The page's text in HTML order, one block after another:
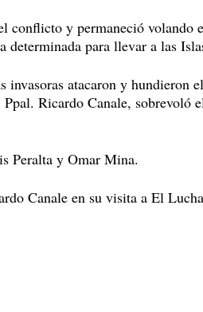
conflicto y permaneció volando
determinada para llevar a las
invasoras atacaron y hundieron
Ricardo Canale, sobrevoló
Peralta y Omar Mina.
Canale en su visita a El